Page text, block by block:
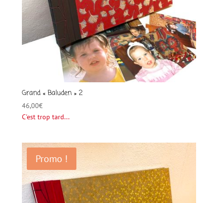
Grand « Baluden » 2
46,00€
C'est trop tard...
Promo !